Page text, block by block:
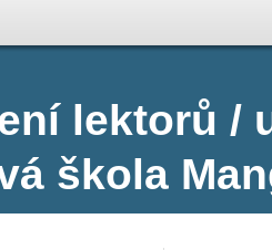
lektorů /
škola